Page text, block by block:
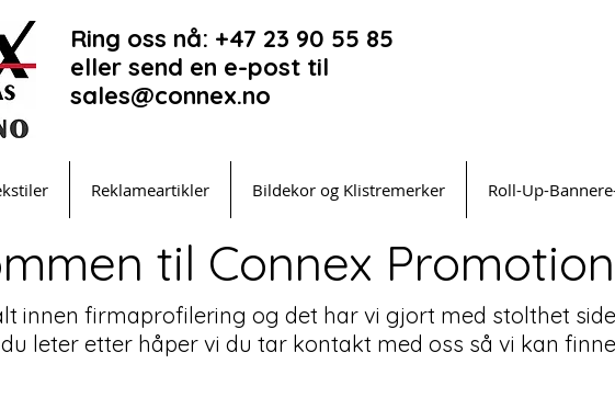
Ring oss nå: +47 23 90 55 85
eller send en e-post til
sales@connex.no
Reklameartikler Bildekor og Klistremerker Roll-Up-
til Connex Promotion
innen firmaprofilering og det har vi gjort med stolthet
leter etter håper vi du tar kontakt med oss så vi kan